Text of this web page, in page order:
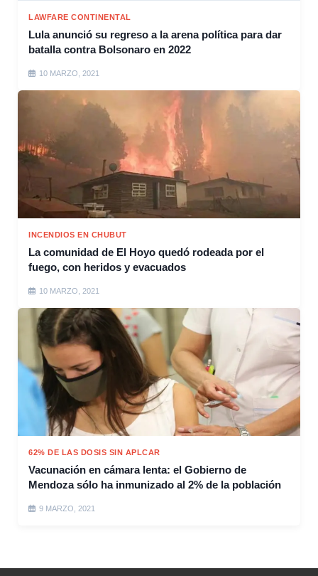
LAWFARE CONTINENTAL
Lula anunció su regreso a la arena política para dar
batalla contra Bolsonaro en 2022
10 MARZO, 2021
INCENDIOS EN CHUBUT
La comunidad de El Hoyo quedó rodeada por el
fuego, con heridos y evacuados
10 MARZO, 2021
62% DE LAS DOSIS SIN APLCAR
Vacunación en cámara lenta: el Gobierno de
Mendoza sólo ha inmunizado al 2% de la población
9 MARZO, 2021